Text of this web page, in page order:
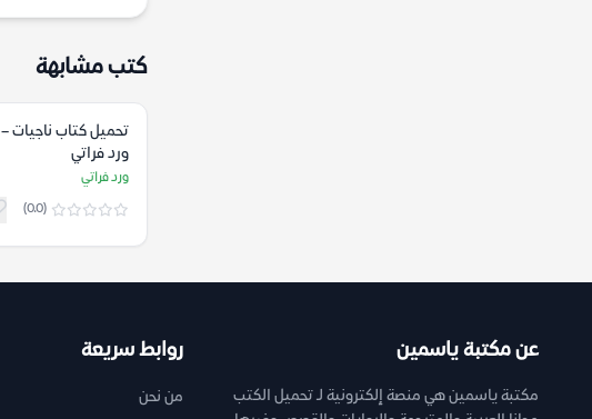
كتب مشابهة
تحميل كتاب ناجيات –
ورد فراتي
ورد فراتي
(0.0)
عن مكتبة ياسمين
مكتبة ياسمين هي منصة إلكترونية لـ تحميل الكتب
روابط سريعة
من نحن